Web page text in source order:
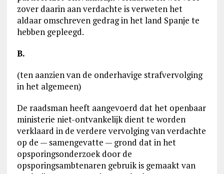
zover daarin aan verdachte is verweten het
aldaar omschreven gedrag in het land Spanje te
hebben gepleegd.
B.
(ten aanzien van de onderhavige strafvervolging
in het algemeen)
De raadsman heeft aangevoerd dat het openbaar
ministerie niet-ontvankelijk dient te worden
verklaard in de verdere vervolging van verdachte
op de — samengevatte — grond dat in het
opsporingsonderzoek door de
opsporingsambtenaren gebruik is gemaakt van